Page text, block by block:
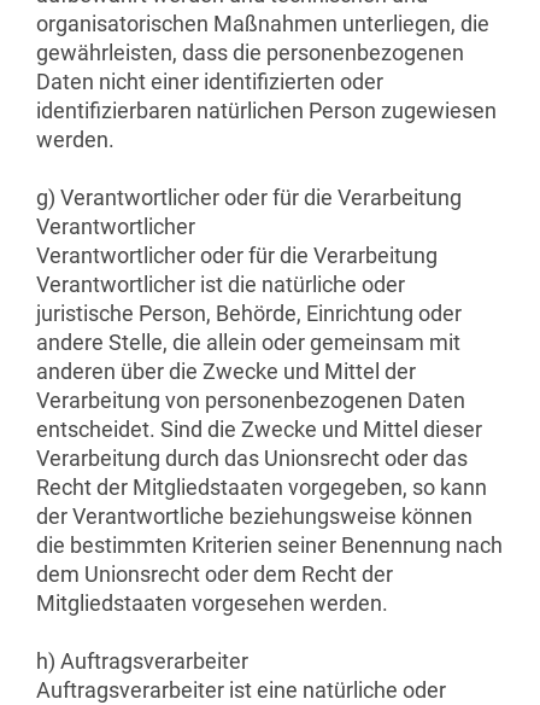
organisatorischen Maßnahmen unterliegen, die
gewährleisten, dass die personenbezogenen
Daten nicht einer identifizierten oder
identifizierbaren natürlichen Person zugewiesen
werden.
g) Verantwortlicher oder für die Verarbeitung
Verantwortlicher
Verantwortlicher oder für die Verarbeitung
Verantwortlicher ist die natürliche oder
juristische Person, Behörde, Einrichtung oder
andere Stelle, die allein oder gemeinsam mit
anderen über die Zwecke und Mittel der
Verarbeitung von personenbezogenen Daten
entscheidet. Sind die Zwecke und Mittel dieser
Verarbeitung durch das Unionsrecht oder das
Recht der Mitgliedstaaten vorgegeben, so kann
der Verantwortliche beziehungsweise können
die bestimmten Kriterien seiner Benennung nach
dem Unionsrecht oder dem Recht der
Mitgliedstaaten vorgesehen werden.
h) Auftragsverarbeiter
Auftragsverarbeiter ist eine natürliche oder